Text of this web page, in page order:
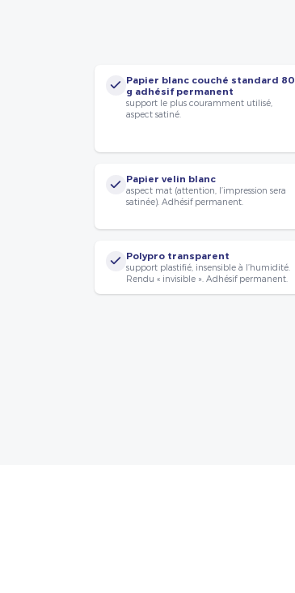
Papier blanc couché standard 80
g adhésif permanent
support le plus couramment utilisé,
aspect satiné.
Papier velin blanc
aspect mat (attention, l’impression sera
satinée). Adhésif permanent.
Polypro transparent
support plastifié, insensible à l’humidité.
Rendu « invisible ». Adhésif permanent.